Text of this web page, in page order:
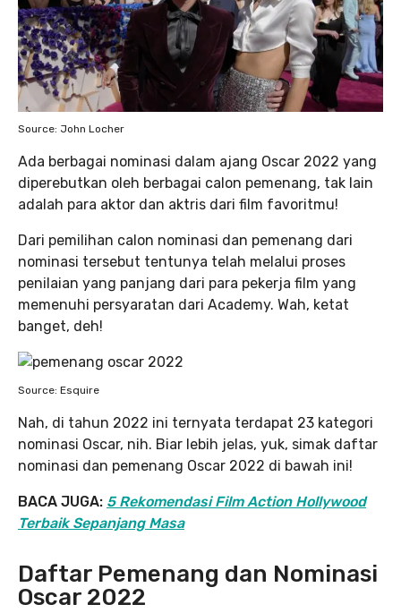
Source: John Locher
Ada berbagai nominasi dalam ajang Oscar 2022 yang
diperebutkan oleh berbagai calon pemenang, tak lain
adalah para aktor dan aktris dari film favoritmu!
Dari pemilihan calon nominasi dan pemenang dari
nominasi tersebut tentunya telah melalui proses
penilaian yang panjang dari para pekerja film yang
memenuhi persyaratan dari Academy. Wah, ketat
banget, deh!
Source: Esquire
Nah, di tahun 2022 ini ternyata terdapat 23 kategori
nominasi Oscar, nih. Biar lebih jelas, yuk, simak daftar
nominasi dan pemenang Oscar 2022 di bawah ini!
BACA JUGA: 5 Rekomendasi Film Action Hollywood
Terbaik Sepanjang Masa
Daftar Pemenang dan Nominasi
Oscar 2022